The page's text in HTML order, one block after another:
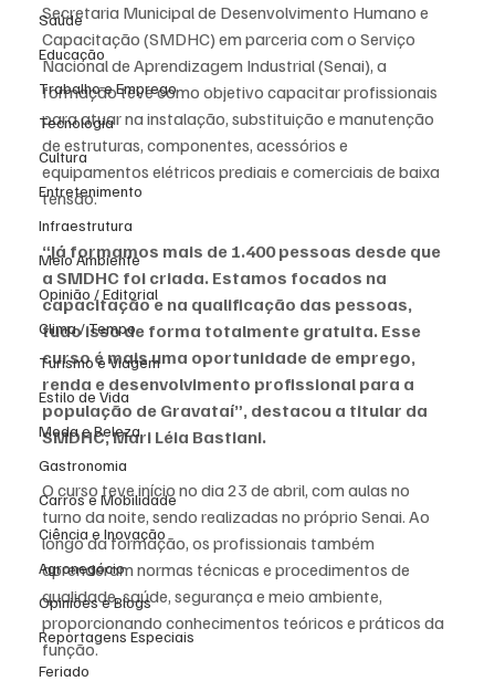
Saúde
Educação
Trabalho e Emprego
Tecnologia
Cultura
Entretenimento
Infraestrutura
Meio Ambiente
Opinião / Editorial
Clima / Tempo
Turismo e Viagem
Estilo de Vida
Moda e Beleza
Gastronomia
Carros e Mobilidade
Ciência e Inovação
Agronegócio
Opiniões e Blogs
Reportagens Especiais
Feriado
Secretaria Municipal de Desenvolvimento Humano e
Capacitação (SMDHC) em parceria com o Serviço
Nacional de Aprendizagem Industrial (Senai), a
formação teve como objetivo capacitar profissionais
para atuar na instalação, substituição e manutenção
de estruturas, componentes, acessórios e
equipamentos elétricos prediais e comerciais de baixa
tensão.
“Já formamos mais de 1.400 pessoas desde que
a SMDHC foi criada. Estamos focados na
capacitação e na qualificação das pessoas,
tudo isso de forma totalmente gratuita. Esse
curso é mais uma oportunidade de emprego,
renda e desenvolvimento profissional para a
população de Gravataí”, destacou a titular da
SMDHC, Mari Léia Bastiani.
O curso teve início no dia 23 de abril, com aulas no
turno da noite, sendo realizadas no próprio Senai. Ao
longo da formação, os profissionais também
aprenderam normas técnicas e procedimentos de
qualidade, saúde, segurança e meio ambiente,
proporcionando conhecimentos teóricos e práticos da
função.